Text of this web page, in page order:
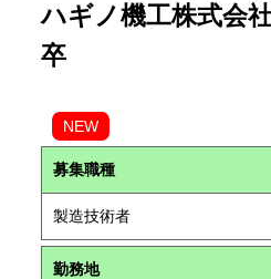
ハギノ機工株式会
卒
NEW
募集職種
製造技術者
勤務地